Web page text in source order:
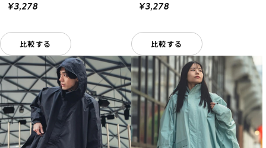
¥3,278
比較する
¥3,278
比較する